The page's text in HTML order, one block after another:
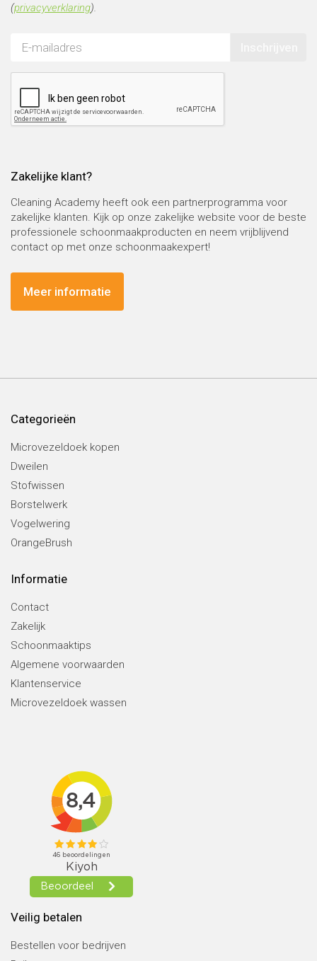
(privacyverklaring).
Zakelijke klant?
Cleaning Academy heeft ook een partnerprogramma voor
zakelijke klanten. Kijk op onze zakelijke website voor de beste
professionele schoonmaakproducten en neem vrijblijvend
contact op met onze schoonmaakexpert!
Meer informatie
Categorieën
Microvezeldoek kopen
Dweilen
Stofwissen
Borstelwerk
Vogelwering
OrangeBrush
Informatie
Contact
Zakelijk
Schoonmaaktips
Algemene voorwaarden
Klantenservice
Microvezeldoek wassen
Veilig betalen
Bestellen voor bedrijven